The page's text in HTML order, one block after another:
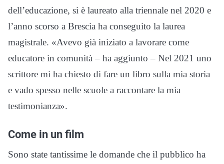
dell’educazione, si è laureato alla triennale nel 2020 e
l’anno scorso a Brescia ha conseguito la laurea
magistrale. «Avevo già iniziato a lavorare come
educatore in comunità – ha aggiunto – Nel 2021 uno
scrittore mi ha chiesto di fare un libro sulla mia storia
e vado spesso nelle scuole a raccontare la mia
testimonianza».
Come in un film
Sono state tantissime le domande che il pubblico ha